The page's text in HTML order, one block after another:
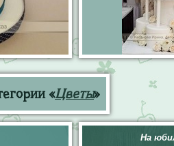
«Цветы»
На